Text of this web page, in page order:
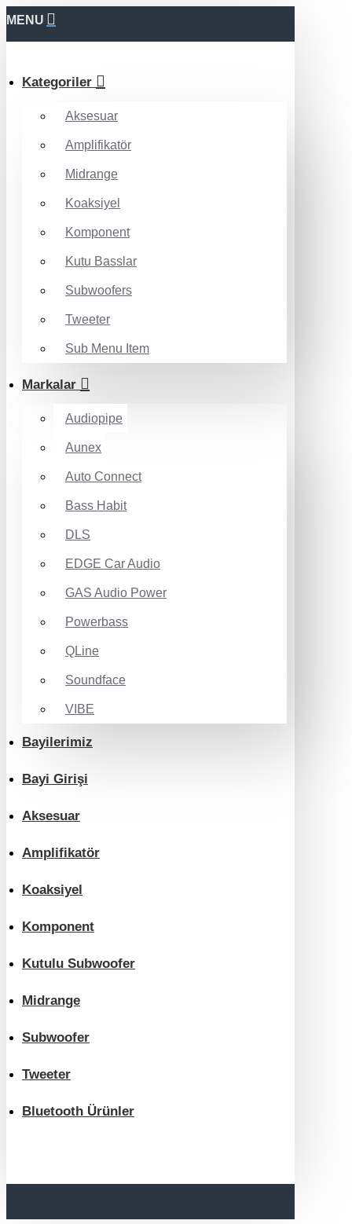
MENU
Kategoriler
Aksesuar
Amplifikatör
Midrange
Koaksiyel
Komponent
Kutu Basslar
Subwoofers
Tweeter
Sub Menu Item
Markalar
Audiopipe
Aunex
Auto Connect
Bass Habit
DLS
EDGE Car Audio
GAS Audio Power
Powerbass
QLine
Soundface
VIBE
Bayilerimiz
Bayi Girişi
Aksesuar
Amplifikatör
Koaksiyel
Komponent
Kutulu Subwoofer
Midrange
Subwoofer
Tweeter
Bluetooth Ürünler